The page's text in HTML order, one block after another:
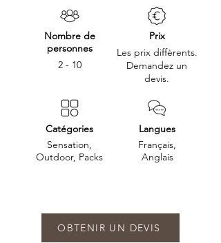
Nombre de
personnes
2 - 10
Catégories
Sensation,
Outdoor, Packs
Prix
Les prix diffèrents.
Demandez un
devis.
Langues
Français,
Anglais
OBTENIR UN DEVIS